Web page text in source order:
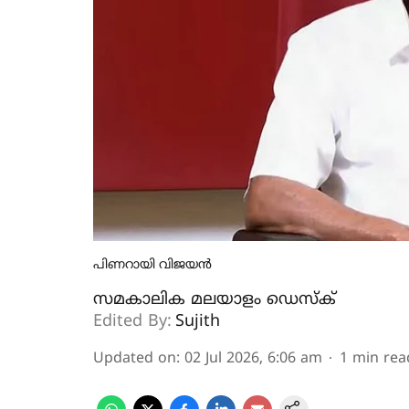
പിണറായി വിജയന്‍
സമകാലിക മലയാളം ഡെസ്ക്
Edited By: Sujith
Updated on: 02 Jul 2026, 6:06 am 1 min